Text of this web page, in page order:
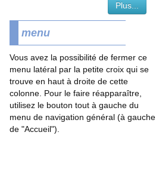
Plus...
menu
Vous avez la possibilité de fermer ce
menu latéral par la petite croix qui se
trouve en haut à droite de cette
colonne. Pour le faire réapparaître,
utilisez le bouton tout à gauche du
menu de navigation général (à gauche
de "Accueil").